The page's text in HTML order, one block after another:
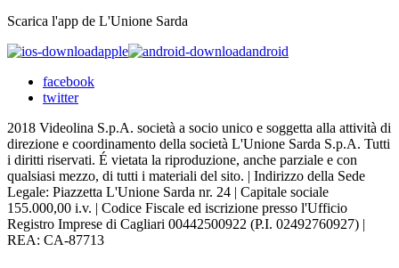
Scarica l'app de L'Unione Sarda
apple
android
facebook
twitter
2018 Videolina S.p.A. società a socio unico e soggetta alla attività di
direzione e coordinamento della società L'Unione Sarda S.p.A. Tutti
i diritti riservati. É vietata la riproduzione, anche parziale e con
qualsiasi mezzo, di tutti i materiali del sito. | Indirizzo della Sede
Legale: Piazzetta L'Unione Sarda nr. 24 | Capitale sociale
155.000,00 i.v. | Codice Fiscale ed iscrizione presso l'Ufficio
Registro Imprese di Cagliari 00442500922 (P.I. 02492760927) |
REA: CA-87713